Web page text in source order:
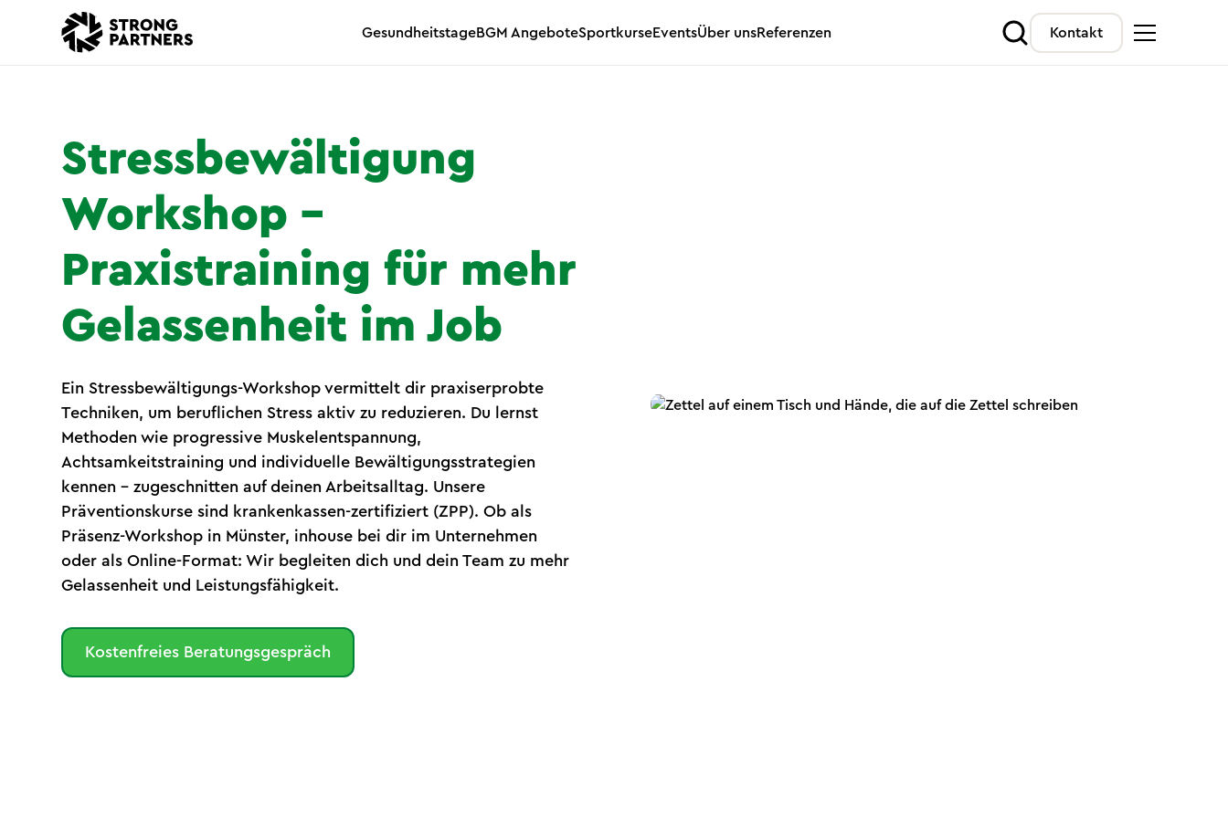
GesundheitstageBGM AngeboteSportkurseEventsÜber unsReferenzen Kontakt
Stressbewältigung
Workshop –
Praxistraining für mehr
Gelassenheit im Job
Ein Stressbewältigungs-Workshop vermittelt dir praxiserprobte
Techniken, um beruflichen Stress aktiv zu reduzieren. Du lernst
Methoden wie progressive Muskelentspannung,
Achtsamkeitstraining und individuelle Bewältigungsstrategien
kennen – zugeschnitten auf deinen Arbeitsalltag. Unsere
Präventionskurse sind krankenkassen-zertifiziert (ZPP). Ob als
Präsenz-Workshop in Münster, inhouse bei dir im Unternehmen
oder als Online-Format: Wir begleiten dich und dein Team zu mehr
Gelassenheit und Leistungsfähigkeit.
Kostenfreies Beratungsgespräch